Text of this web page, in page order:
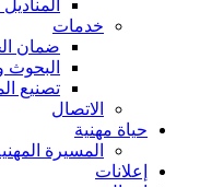
خدمات
ضمان
البحوث
تصنيع
الاتصال
حياة مهنية
المسيرة
إعلانات